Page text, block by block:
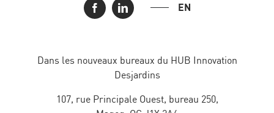
EN
Dans les nouveaux bureaux du HUB Innovation
Desjardins
107, rue Principale Ouest, bureau 250,